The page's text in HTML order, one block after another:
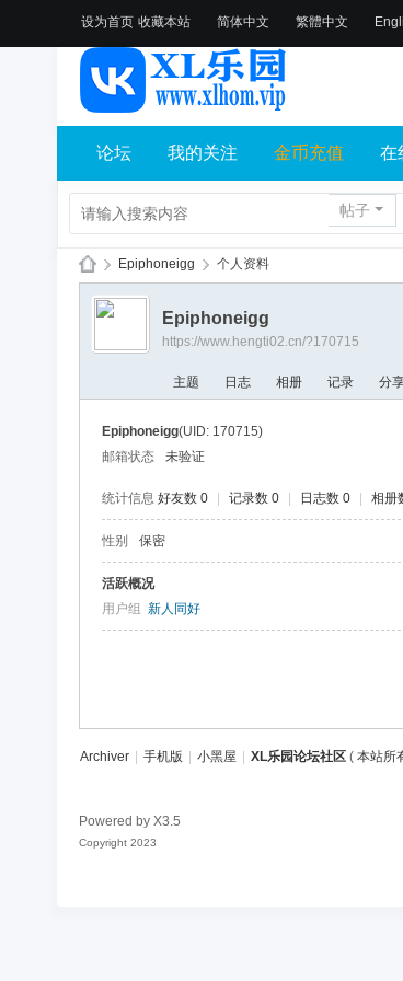
设为首页 收藏本站 简体中文 繁體中文
论坛 我的关注 金币充值 在
帖子
X
乐
› Epiphoneigg › 个人资料
Epiphoneigg
https://www.hengti02.cn/?170715
主题 日志 相册 记录 分
Epiphoneigg(UID: 170715)
邮箱状态
未验证
统计信息 好友数 0 记录数 0 日志数 0 相册
性别 保密
活跃概况
用户组 新人同好
Archiver 手机版 小黑屋 XL乐园论坛社区 ( 本站所
Powered by X3.5
Copyright 2023